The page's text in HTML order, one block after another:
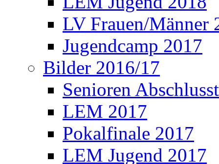
LV Frauen/Männer
Jugendcamp 2017
Bilder 2016/17
Senioren
LEM 2017
Pokalfinale 2017
LEM Jugend 2017